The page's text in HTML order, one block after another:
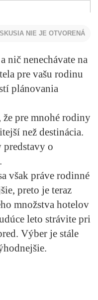
NIE JE OTVORENÁ
nič nenechávate na
pre vašu rodinu
plánovania
pre mnohé rodiny
než destinácia.
predstavy o
však práve rodinné
preto je teraz
množstva hotelov
leto strávite pri
Výber je stále